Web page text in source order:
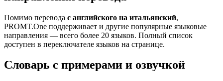
Помимо перевода с английского на итальянский,
PROMT.One поддерживает и другие популярные языковые
направления — всего более 20 языков. Полный список
доступен в переключателе языков на странице.
Словарь с примерами и озвучкой